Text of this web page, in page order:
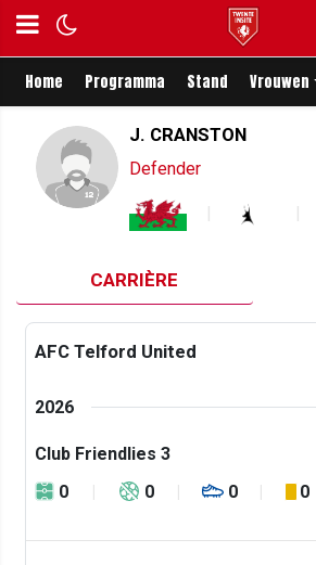
Home Programma Stand Vrouwen
J. CRANSTON
Defender
CARRIÈRE
AFC Telford United
2026
Club Friendlies 3
0
0 0 0